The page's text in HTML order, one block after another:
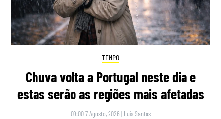
TEMPO
Chuva volta a Portugal neste dia e
estas serão as regiões mais afetadas
09:00 7 Agosto, 2026 | Luís Santos